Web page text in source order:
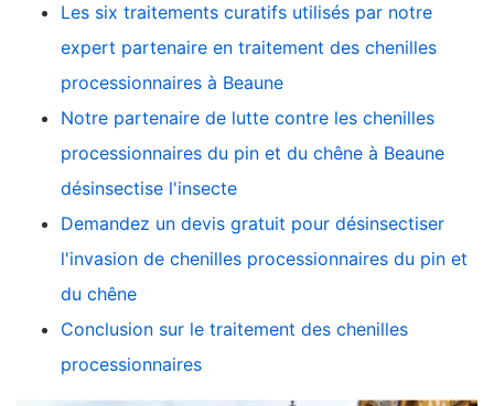
Les six traitements curatifs utilisés par notre
expert partenaire en traitement des chenilles
processionnaires à Beaune
Notre partenaire de lutte contre les chenilles
processionnaires du pin et du chêne à Beaune
désinsectise l'insecte
Demandez un devis gratuit pour désinsectiser
l'invasion de chenilles processionnaires du pin et
du chêne
Conclusion sur le traitement des chenilles
processionnaires